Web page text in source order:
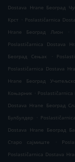
Dostava Hrane Београд
Крст . Poslastičarnica
Hrane Београд Лион
.
Poslastičarnica Dostava
Београд Сењак
.
Poslastičarnica Dostava
Hrane Београд
Коњарник . Poslastičarnica
Dostava Hrane Београд
Булбулдер
.
Dostava Hrane Београд
Старо сајмиште
.
Poslastičarnica Dostava